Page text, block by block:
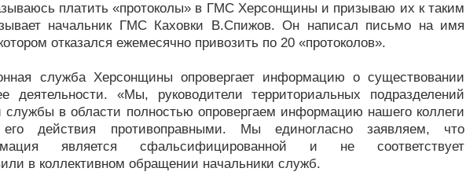
платить «протоколы» в ГМС Херсонщины и призываю их к таким
начальник ГМС Каховки В.Спижов. Он написал письмо на имя
отказался ежемесячно привозить по 20 «протоколов».
служба Херсонщины опровергает информацию о существовании
деятельности. «Мы, руководители территориальных подразделений
службы в области полностью опровергаем информацию нашего коллеги
действия противоправными. Мы единогласно заявляем, что
является сфальсифицированной и не соответствует
в коллективном обращении начальники служб.